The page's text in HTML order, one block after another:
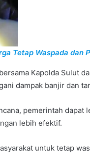
Tetap Waspada dan
Kapolda Sulut
dampak banjir dan
pemerintah
lebih efektif.
untuk tetap